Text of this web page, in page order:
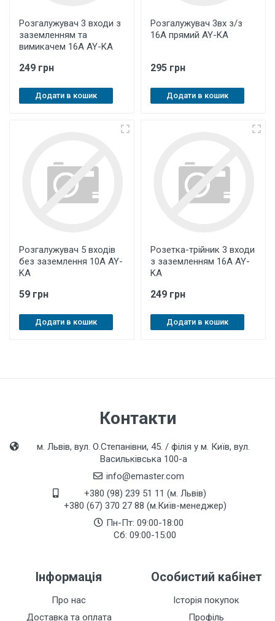
Розгалужувач 3 входи з
заземленням та
вимикачем 16А AY-KA
249 грн
Додати в кошик
Розгалужувач 3вх з/з
16А прямий AY-KA
295 грн
Додати в кошик
Розгалужувач 5 входів
без заземлення 10А AY-
KA
59 грн
Додати в кошик
Розетка-трійник 3 входи
з заземленням 16А AY-
KA
249 грн
Додати в кошик
Контакти
м. Львів, вул. О.Степанівни, 45. / філія у м. Київ, вул.
Васильківська 100-а
info@emaster.com
+380 (98) 239 51 11 (м. Львів)
+380 (67) 370 27 88 (м.Київ-менеджер)
Пн-Пт: 09:00-18:00
Сб: 09:00-15:00
Інформація
Про нас
Доставка та оплата
Особистий кабінет
Історія покупок
Профіль